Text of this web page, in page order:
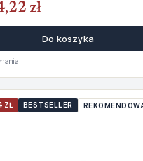
zł
Do koszyka
ZŁ BESTSELLER